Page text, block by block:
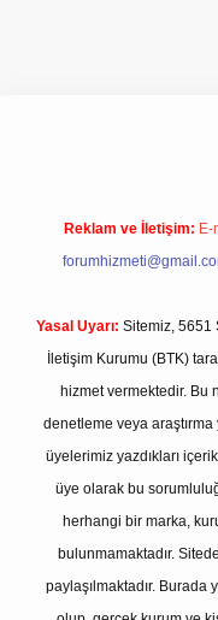
Reklam ve İletişim: E-
Yasal Uyarı: Sitemiz, 5651
İletişim Kurumu (BTK)
hizmet vermektedir. Bu
denetleme veya
üyelerimiz yazdıkları
üye olarak bu
herhangi bir marka,
bulunmamaktadır.
paylaşılmaktadır.